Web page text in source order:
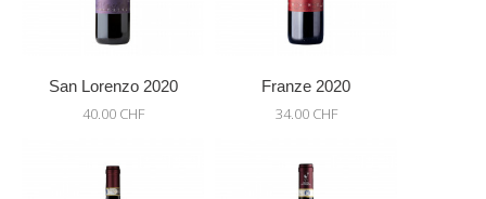
San Lorenzo 2020
40.00 CHF
Franze 2020
34.00 CHF